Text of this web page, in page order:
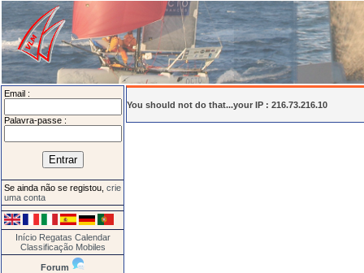
Email :
Palavra-passe :
Se ainda não se registou, crie
uma conta
Início Regatas Calendar
Classificação Mobiles
Forum
You should not do that...your IP : 216.73.216.10